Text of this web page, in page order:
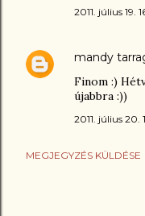
2011. július 19.
mandy
Finom :)
újabbra :))
2011. július 20.
MEGJEGYZÉS KÜLDÉSE